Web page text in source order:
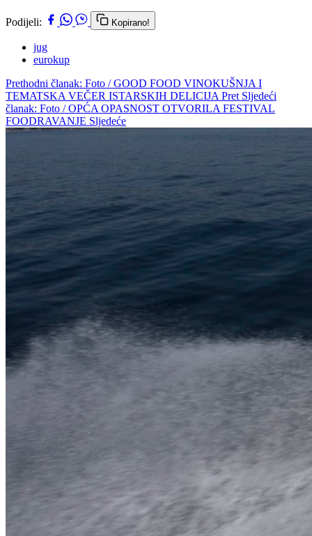
Podijeli: Kopirano!
jug
eurokup
Prethodni članak: Foto / GOOD FOOD VINOKUŠNJA I
TEMATSKA VEČER ISTARSKIH DELICIJA Pret Sljedeći
članak: Foto / OPĆA OPASNOST OTVORILA FESTIVAL
FOODRAVANJE Sljedeće